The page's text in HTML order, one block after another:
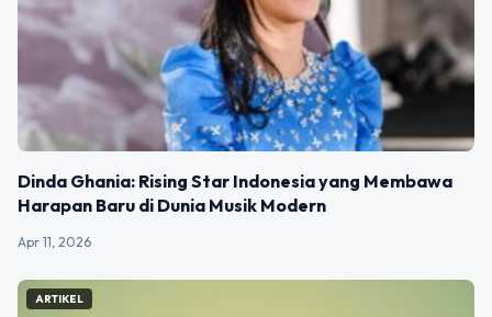
Dinda Ghania: Rising Star Indonesia yang Membawa
Harapan Baru di Dunia Musik Modern
Apr 11, 2026
ARTIKEL